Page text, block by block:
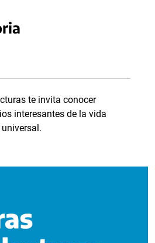
te invita conocer
interesantes de la vida